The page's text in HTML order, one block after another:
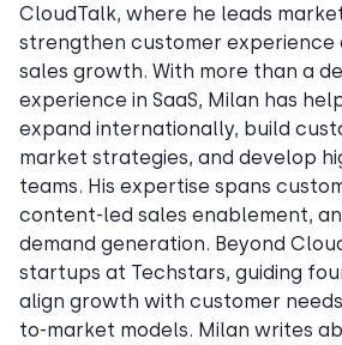
CloudTalk, where he leads
strengthen customer
sales growth. With more than a
experience in SaaS, Milan has
expand internationally, build
market strategies, and develop
teams. His expertise spans
content-led sales enablement,
demand generation. Beyond
startups at Techstars, guiding
align growth with customer
to-market models. Milan writes